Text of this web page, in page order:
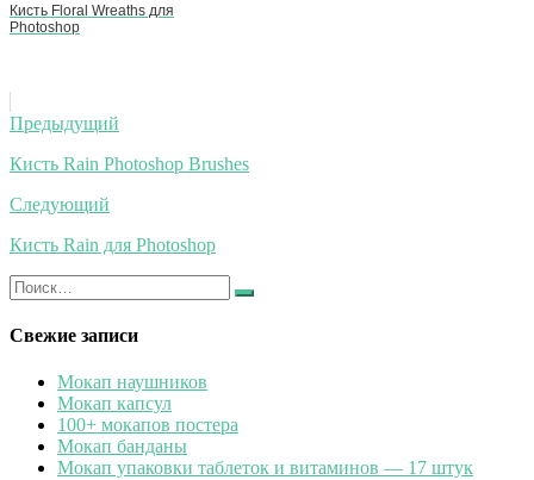
Кисть Floral Wreaths для
Photoshop
Навигация
по
записям
Предыдущий
Кисть Rain Photoshop Brushes
Следующий
Кисть Rain для Photoshop
Искать:
Найти
Свежие записи
Мокап наушников
Мокап капсул
100+ мокапов постера
Мокап банданы
Мокап упаковки таблеток и витаминов — 17 штук